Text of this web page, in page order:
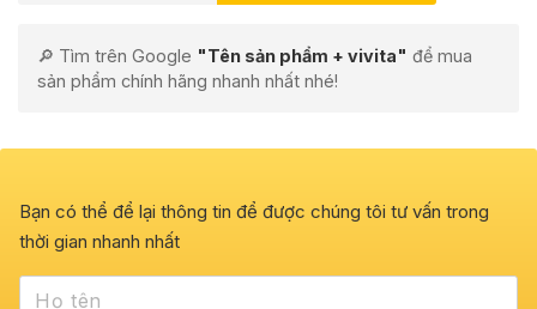
🔎 Tìm trên Google "Tên sản phẩm + vivita" để mua
sản phẩm chính hãng nhanh nhất nhé!
Bạn có thể để lại thông tin để được chúng tôi tư vấn trong
thời gian nhanh nhất